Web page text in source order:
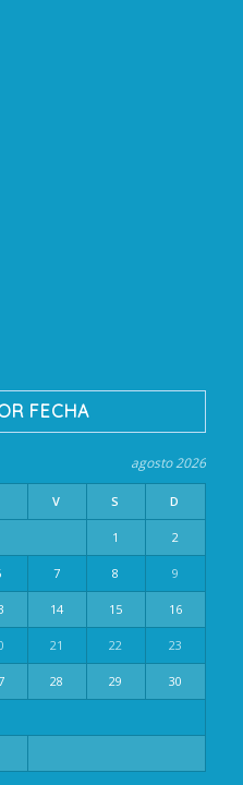
FECHA
agosto 2026
V S D
1 2
7 8 9
14 15 16
21 22 23
28 29 30